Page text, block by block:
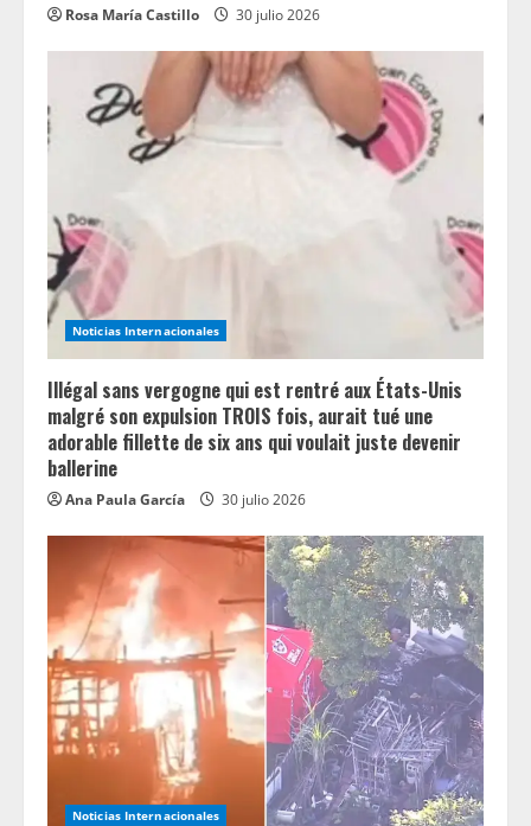
Rosa María Castillo 30 julio 2026
Noticias Internacionales
Illégal sans vergogne qui est rentré aux États-Unis
malgré son expulsion TROIS fois, aurait tué une
adorable fillette de six ans qui voulait juste devenir
ballerine
Ana Paula García 30 julio 2026
Noticias Internacionales